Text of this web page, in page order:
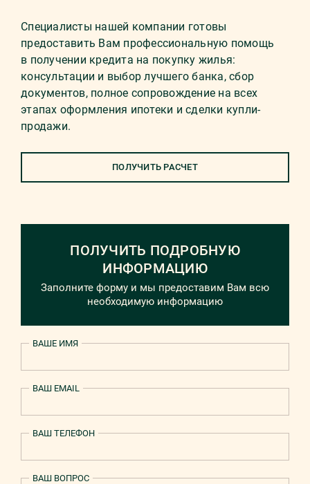
Специалисты нашей компании готовы
предоставить Вам профессиональную помощь
в получении кредита на покупку жилья:
консультации и выбор лучшего банка, сбор
документов, полное сопровождение на всех
этапах оформления ипотеки и сделки купли-
продажи.
ПОЛУЧИТЬ РАСЧЕТ
ПОЛУЧИТЬ ПОДРОБНУЮ
ИНФОРМАЦИЮ
Заполните форму и мы предоставим Вам всю
необходимую информацию
ВАШЕ ИМЯ
ВАШ EMAIL
ВАШ ТЕЛЕФОН
ВАШ ВОПРОС